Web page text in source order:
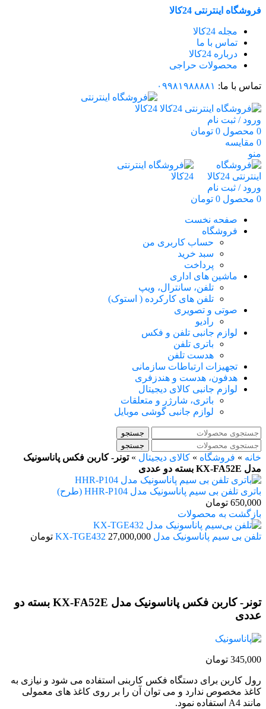
فروشگاه اینترنتی 24کالا
مجله 24کالا
تماس با ما
درباره 24کالا
محصولات حراجی
تماس با ما: ۰۹۹۸۱۹۸۸۸۸۱
ورود / ثبت نام
0 محصول 0 تومان
0 مقایسه
منو
ورود / ثبت نام
0 محصول 0 تومان
صفحه نخست
فروشگاه
حساب کاربری من
سبد خرید
پرداخت
ماشین های اداری
تلفن، سانترال، ویپ
تلفن های کارکرده ( استوک)
صوتی و تصویری
رادیو
لوازم جانبی تلفن و فکس
باتری تلفن
هدست تلفن
تجهیزات ارتباطات سازمانی
هدفون، هدست و هندزفری
لوازم جانبی کالای دیجیتال
باتری، شارژر و متعلقات
لوازم جانبی گوشی موبایل
جستجو
جستجو
خانه » فروشگاه » کالای دیجیتال »تونر- کاربن فکس پاناسونیک
مدل KX-FA52E بسته دو عددی
باتری تلفن بی سیم پاناسونیک مدل HHR-P104 (طرح)
650,000 تومان
بازگشت به محصولات
تلفن بی سیم پاناسونیک مدل KX-TGE432 27,000,000
تومان
تونر- کاربن فکس پاناسونیک مدل KX-FA52E بسته دو
عددی
345,000 تومان
رول کاربن برای دستگاه فکس کاربنی استفاده می شود و نیازی به
کاغذ مخصوص ندارد و می توان آن را بر روی کاغذ های معمولی
مانند A4 استفاده نمود.